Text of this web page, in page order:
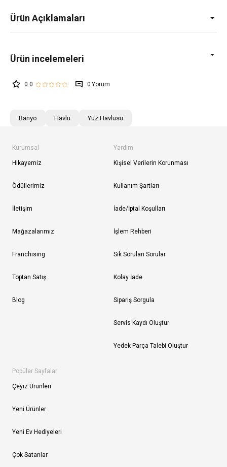
Ürün Açıklamaları
0.0 0
Banyo Havlu Yüz Havlusu
Kurumsal
Hikayemiz
Ödüllerimiz
İletişim
Mağazalarımız
Franchising
Toptan Satış
Blog
Yardım
Kişisel Verilerin Korunması
Kullanım Şartları
İade/İptal Koşulları
İşlem Rehberi
Sık Sorulan Sorular
Kolay İade
Sipariş Sorgula
Servis Kaydı Oluştur
Yedek Parça Talebi Oluştur
Popüler Sayfalar
Çeyiz Ürünleri
Yeni Ürünler
Yeni Ev Hediyeleri
Çok Satanlar